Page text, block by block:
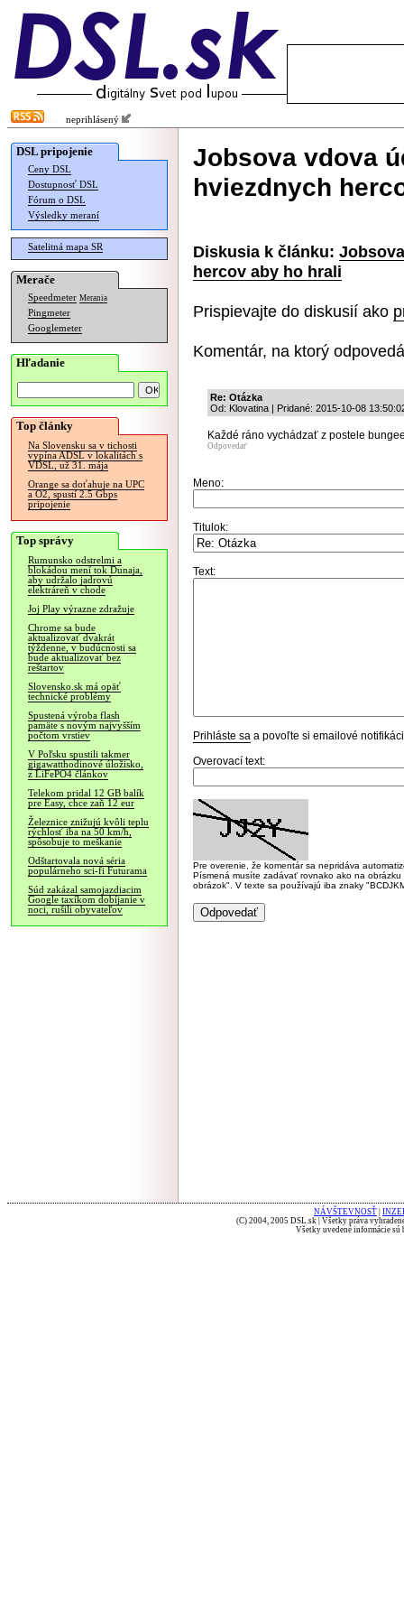
neprihlásený
DSL pripojenie
Ceny DSL
Dostupnosť DSL
Fórum o DSL
Výsledky meraní
Satelitná mapa SR
Merače
Speedmeter Merania
Pingmeter
Googlemeter
Hľadanie
Top články
Na Slovensku sa v tichosti
vypína ADSL v lokalitách s
VDSL, už 31. mája
Orange sa doťahuje na UPC
a O2, spustí 2.5 Gbps
pripojenie
Top správy
Rumunsko odstrelmi a
blokádou mení tok Dunaja,
aby udržalo jadrovú
elektráreň v chode
Joj Play výrazne zdražuje
Chrome sa bude
aktualizovať dvakrát
týždenne, v budúcnosti sa
bude aktualizovať bez
reštartov
Slovensko.sk má opäť
technické problémy
Spustená výroba flash
pamäte s novým najvyšším
počtom vrstiev
V Poľsku spustili takmer
gigawatthodinové úložisko,
z LiFePO4 článkov
Telekom pridal 12 GB balík
pre Easy, chce zaň 12 eur
Železnice znižujú kvôli teplu
rýchlosť iba na 50 km/h,
spôsobuje to meškanie
Odštartovala nová séria
populárneho sci-fi Futurama
Súd zakázal samojazdiacim
Google taxíkom dobíjanie v
noci, rušili obyvateľov
Jobsova vdova
hviezdnych
Diskusia k článku:
hercov aby ho hrali
Prispievajte do diskusií ako
Komentár, na ktorý
Re: Otázka
Od: Klovatina | Pridané: 2015-10-08
Každé ráno vychádzať z postele
Odpovedať
Meno:
Titulok:
Text:
Prihláste sa a povoľte si emailové
Overovací text:
Pre overenie, že komentár sa nepridáva
Písmená musíte zadávať rovnako ako na
obrázok". V texte sa používajú iba znaky
NÁVŠTEVNOSŤ
(C) 2004, 2005 DSL.sk | Všetky práva
Všetky uvedené informácie sú